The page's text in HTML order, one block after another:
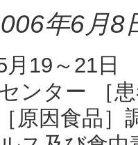
年6月8
月19～21
ンター ［
原因食品］